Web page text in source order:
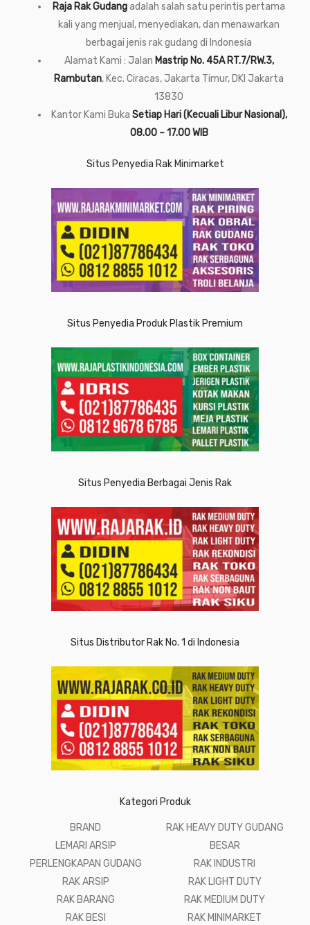
Raja Rak Gudangadalah salah satu perintis pertama
kali yang menjual, menyediakan, dan menawarkan
berbagai jenis rak gudang di Indonesia
Alamat Kami : Jalan Mastrip No. 45A RT.7/RW.3,
Rambutan, Kec. Ciracas, Jakarta Timur, DKI Jakarta
13830
Kantor Kami Buka Setiap Hari (Kecuali Libur Nasional),
08.00 – 17.00 WIB
Situs Penyedia Rak Minimarket
Situs Penyedia Produk Plastik Premium
Situs Penyedia Berbagai Jenis Rak
Situs Distributor Rak No. 1 di Indonesia
Kategori Produk
BRAND
LEMARI ARSIP
PERLENGKAPAN GUDANG
RAK ARSIP
RAK BARANG
RAK BESI
RAK HEAVY DUTY GUDANG
BESAR
RAK INDUSTRI
RAK LIGHT DUTY
RAK MEDIUM DUTY
RAK MINIMARKET